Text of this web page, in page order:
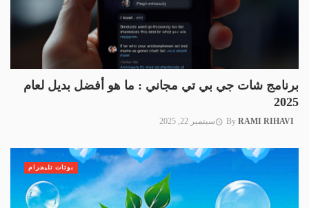
برنامج شات جي بي تي مجاني : ما هو أفضل بديل لعام
2025
By RAMI RIHAVI سبتمبر 22, 2025
بوتات تليجرام